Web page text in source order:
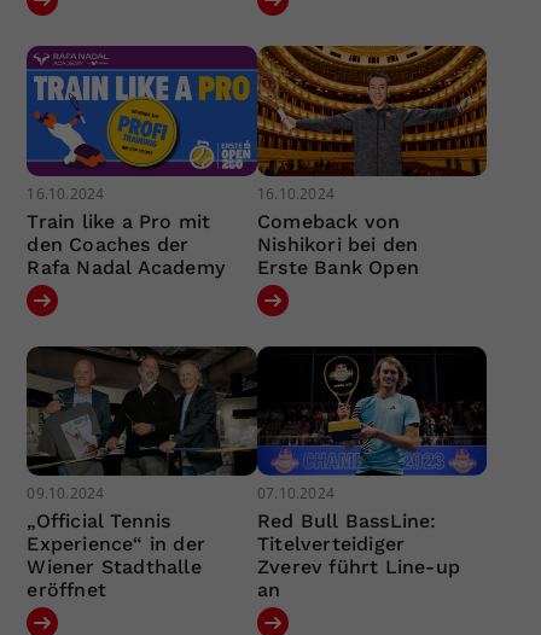
16.10.2024
Train like a Pro mit
den Coaches der
Rafa Nadal Academy
16.10.2024
Comeback von
Nishikori bei den
Erste Bank Open
09.10.2024
„Official Tennis
Experience“ in der
Wiener Stadthalle
eröffnet
07.10.2024
Red Bull BassLine:
Titelverteidiger
Zverev führt Line-up
an